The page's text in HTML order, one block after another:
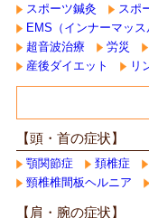
スポーツ鍼灸
スポ
EMS（インナーマッス
超音波治療
労災
産後ダイエット
リ
【頭・首の症状】
顎関節症 頚椎症
頸椎椎間板ヘルニア
【肩・腕の症状】